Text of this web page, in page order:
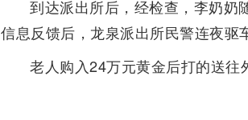
到达派出所后，经检查，李奶奶
信息反馈后，龙泉派出所民警连夜驱
老人购入24万元黄金后打的送往